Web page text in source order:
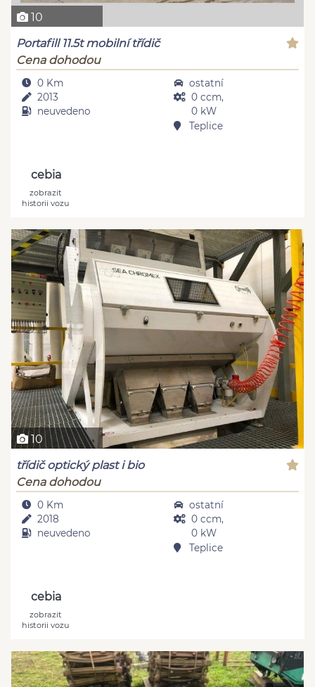
10
Portafill 11.5t mobilní třídič
Cena dohodou
0 Km
2013
neuvedeno
ostatní
0 ccm,
0 kW
Teplice
cebia
zobrazit
historii vozu
10
třídič optický plast i bio
Cena dohodou
0 Km
2018
neuvedeno
ostatní
0 ccm,
0 kW
Teplice
cebia
zobrazit
historii vozu